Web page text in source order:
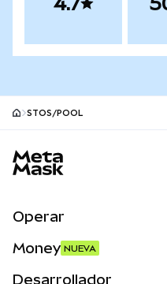
STOS/POOL
Operar
Money NUEVA
Desarrollador